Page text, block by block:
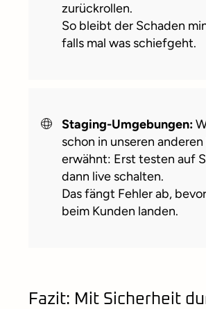
zurückrollen.
So bleibt der Schaden
falls mal was schiefgeht.
Staging-Umgebungen:
schon in unseren anderen
erwähnt: Erst testen auf
dann live schalten.
Das fängt Fehler ab,
beim Kunden landen.
Fazit: Mit Sicherheit